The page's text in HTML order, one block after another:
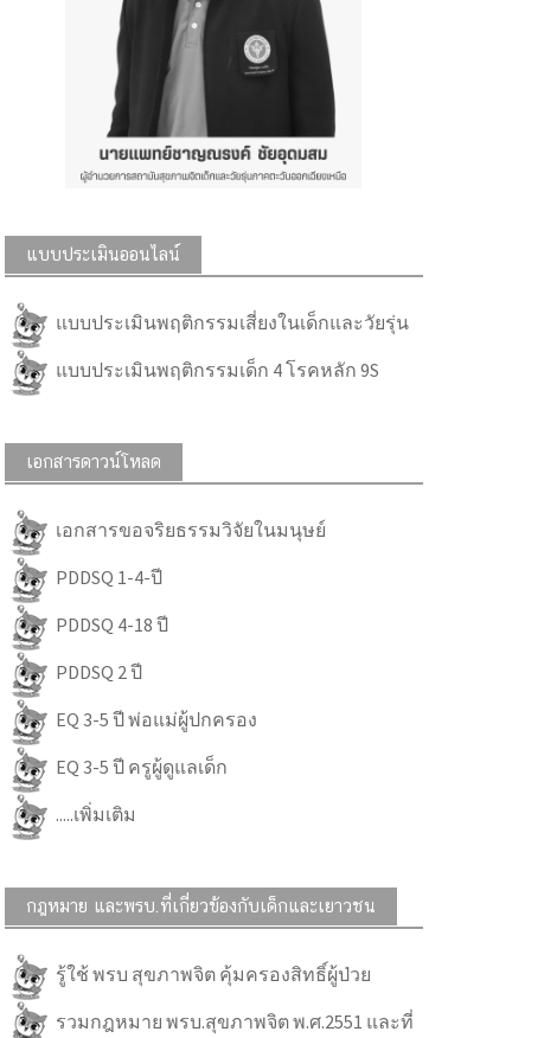
แบบประเมินออนไลน์
แบบประเมินพฤติกรรมเสี่ยงในเด็กและวัยรุ่น
แบบประเมินพฤติกรรมเด็ก 4 โรคหลัก 9S
เอกสารดาวน์โหลด
เอกสารขอจริยธรรมวิจัยในมนุษย์
PDDSQ 1-4-ปี
PDDSQ 4-18 ปี
PDDSQ 2 ปี
EQ 3-5 ปี พ่อแม่ผู้ปกครอง
EQ 3-5 ปี ครูผู้ดูแลเด็ก
.....เพิ่มเติม
กฎหมาย และพรบ.ที่เกี่ยวข้องกับเด็กและเยาวชน
รู้ใช้ พรบ สุขภาพจิต คุ้มครองสิทธิ์ผู้ป่วย
รวมกฎหมาย พรบ.สุขภาพจิต พ.ศ.2551 และที่